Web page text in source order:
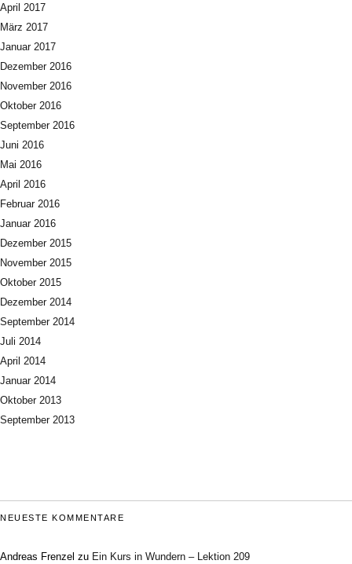
April 2017
März 2017
Januar 2017
Dezember 2016
November 2016
Oktober 2016
September 2016
Juni 2016
Mai 2016
April 2016
Februar 2016
Januar 2016
Dezember 2015
November 2015
Oktober 2015
Dezember 2014
September 2014
Juli 2014
April 2014
Januar 2014
Oktober 2013
September 2013
NEUESTE KOMMENTARE
Andreas Frenzel zu Ein Kurs in Wundern – Lektion 209